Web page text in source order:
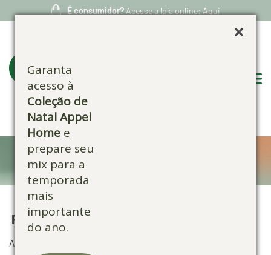
Garanta
acesso à
Coleção de
Natal Appel
Home e
prepare seu
mix para a
temporada
mais
importante
do ano.
É consumidor?Acesse a loja online: Aqui
POLÍTICA DE SEGURANÇA DA INFORMAÇÃO
APPEL